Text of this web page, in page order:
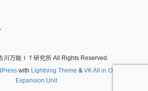
川万能ＩＴ研究所 All Rights Reserved.
with Lightning Theme & VK All in One
Expansion Unit